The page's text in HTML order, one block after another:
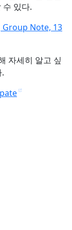
수 있다.
Group Note, 13
자세히 알고 싶